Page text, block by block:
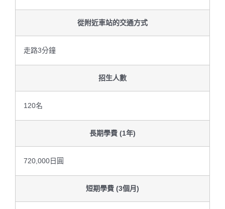
從附近車站的交通方式
走路3分鐘
招生人數
120名
長期學費 (1年)
720,000日圓
短期學費 (3個月)